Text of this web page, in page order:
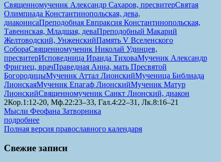
Священномученик Александр Сахаров, пресвитерСвятая
Олимпиада Константинопольская, дева,
диаконисаПреподобная Евпраксия Константинопольская,
Тавеннская, Младшая, деваПреподобный Макарий
Желтоводский, УнженскийПамять V Вселенского
СобораСвященномученик Николай Удинцев,
пресвитерИсповедница Ираида ТиховаМученик Александр
Фригиец, врачПраведная Анна, мать Пресвятой
БогородицыМученик Аттал ЛионскийМученица Библиада
ЛионскаяМученик Епагаф ЛионскийМученик Матур
ЛионскийСвященномученик Санкт Лионский, диакон
2Кор.1:12-20, Мф.22:23–33, Гал.4:22–31, Лк.8:16–21
Мысли Феофана Затворника
подробнее
Полная версия православного календаря
Свежие записи